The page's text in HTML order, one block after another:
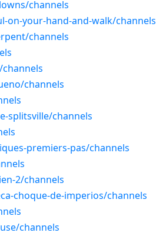
channels
on-your-hand-and-walk/channels
channels
channels
splitsville/channels
premiers-pas/channels
2/channels
choque-de-imperios/channels
channels